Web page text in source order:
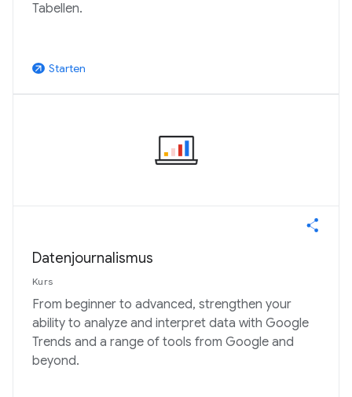
Tabellen.
arrow_outward Starten
Datenjournalismus
Kurs
From beginner to advanced, strengthen your
ability to analyze and interpret data with Google
Trends and a range of tools from Google and
beyond.